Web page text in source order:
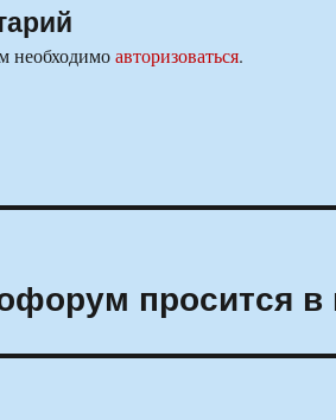
необходимоавторизоваться.
просится в